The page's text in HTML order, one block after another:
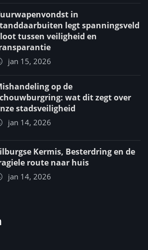
in
legt spanningsveld
tussen veiligheid en
jan 15, 2026
op de
wat dit zegt over
stadsveiligheid
jan 14, 2026
Kermis, Besterdring en de
route naar huis
jan 14, 2026